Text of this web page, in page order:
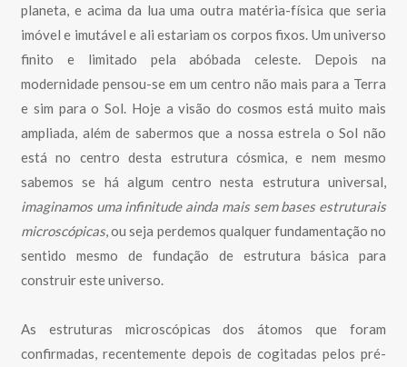
planeta, e acima da lua uma outra matéria-física que seria
imóvel e imutável e ali estariam os corpos fixos. Um universo
finito e limitado pela abóbada celeste. Depois na
modernidade pensou-se em um centro não mais para a Terra
e sim para o Sol. Hoje a visão do cosmos está muito mais
ampliada, além de sabermos que a nossa estrela o Sol não
está no centro desta estrutura cósmica, e nem mesmo
sabemos se há algum centro nesta estrutura universal,
imaginamos uma infinitude ainda mais sem bases estruturais
microscópicas, ou seja perdemos qualquer fundamentação no
sentido mesmo de fundação de estrutura básica para
construir este universo.
As estruturas microscópicas dos átomos que foram
confirmadas, recentemente depois de cogitadas pelos pré-